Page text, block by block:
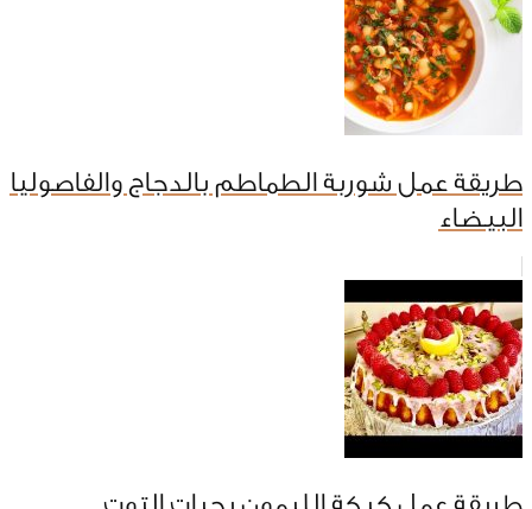
طريقة عمل شوربة الطماطم بالدجاج والفاصوليا
البيضاء